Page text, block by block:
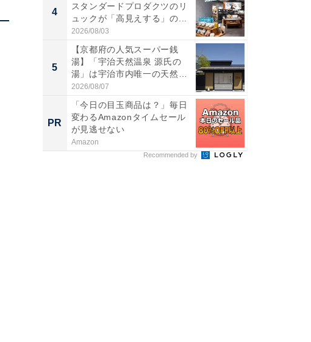
4
スタンダードプロダクツのリ
ュックが「高見えする」の...
2026/08/03
5
【京都府の人気スーパー銭
湯】「宇治天然温泉 源氏の
湯」は宇治市内唯一の天然温
泉と...
2026/08/07
PR
「今日の目玉商品は？」毎日
変わるAmazonタイムセール
が見逃せない
Amazon
Recommended by